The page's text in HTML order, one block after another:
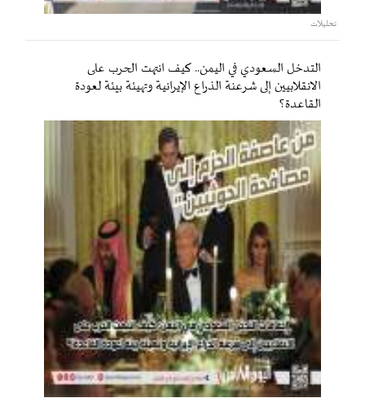
تحليلات
التدخل السعودي في اليمن.. كيف انتهت الحرب على
الانقلابيين إلى شرعنة الذراع الإيرانية وتهيئة بيئة لعودة
القاعدة؟